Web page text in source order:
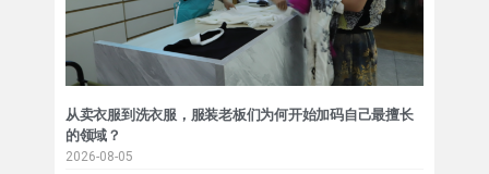
从卖衣服到洗衣服，服装老板们为何开始加码自己最擅长
的领域？
2026-08-05